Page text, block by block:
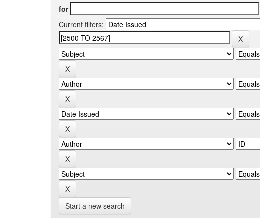
for
Current filters:
Start a new search